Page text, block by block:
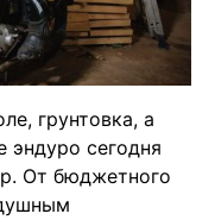
грунтовка, а
эндуро сегодня
От бюджетного